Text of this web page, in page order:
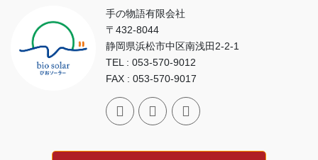
手の物語有限会社
〒432-8044
静岡県浜松市中区南浅田2-2-1
TEL : 053-570-9012
FAX : 053-570-9017